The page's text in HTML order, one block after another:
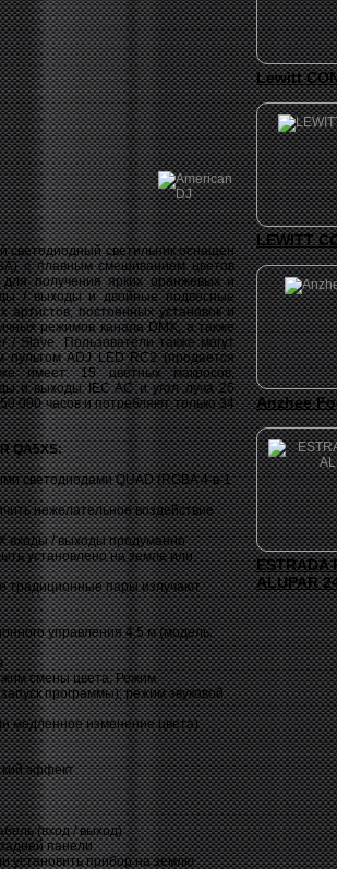
светильник оснащен
с плавным смешиванием цветов
получения ярких оранжевых и
/ выходы и двойные подвесные
постоянных установок и
режимов канала DMX, а также
Slave. Пользователи также могут
пультом ADJ LED RC2 (продается
имеет: 15 цветных макросов,
и выходы IEC AC и угол луча 25
000 часов и потребляют только 34
QA5XS:
светодиодами QUAD (RGBA 4-в-1
нежелательное воздействие
входы / выходы продуманно
установлено на земле или
традиционные пары излучают
управления 4,5 м (модель:
смены цвета; Режим
программы); режим звуковой
медленное изменение цвета)
эффект
(вход / выход)
панели
установить прибор на землю
Lewitt
LEWITT
Anzhee
ESTRADA
ALUPAR